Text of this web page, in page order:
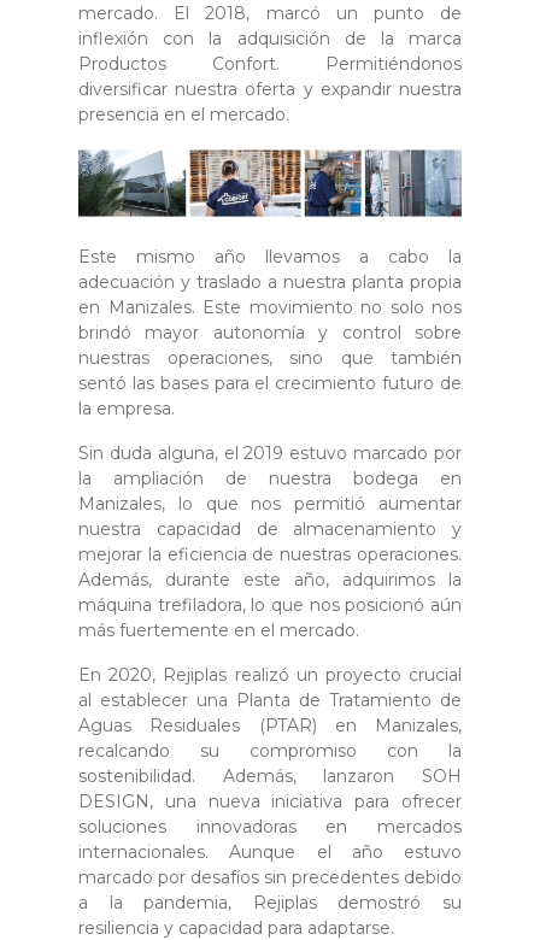
mercado. El 2018, marcó un punto de
inflexión con la adquisición de la marca
Productos Confort. Permitiéndonos
diversificar nuestra oferta y expandir nuestra
presencia en el mercado.
Este mismo año llevamos a cabo la
adecuación y traslado a nuestra planta propia
en Manizales. Este movimiento no solo nos
brindó mayor autonomía y control sobre
nuestras operaciones, sino que también
sentó las bases para el crecimiento futuro de
la empresa.
Sin duda alguna, el 2019 estuvo marcado por
la ampliación de nuestra bodega en
Manizales, lo que nos permitió aumentar
nuestra capacidad de almacenamiento y
mejorar la eficiencia de nuestras operaciones.
Además, durante este año, adquirimos la
máquina trefiladora, lo que nos posicionó aún
más fuertemente en el mercado.
En 2020, Rejiplas realizó un proyecto crucial
al establecer una Planta de Tratamiento de
Aguas Residuales (PTAR) en Manizales,
recalcando su compromiso con la
sostenibilidad. Además, lanzaron SOH
DESIGN, una nueva iniciativa para ofrecer
soluciones innovadoras en mercados
internacionales. Aunque el año estuvo
marcado por desafíos sin precedentes debido
a la pandemia, Rejiplas demostró su
resiliencia y capacidad para adaptarse.